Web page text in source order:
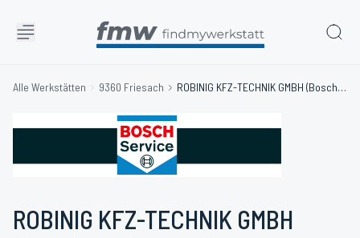
Alle Werkstätten 9360 Friesach ROBINIG KFZ-TECHNIK GMBH (Bosch Car Service)
ROBINIG KFZ-TECHNIK GMBH